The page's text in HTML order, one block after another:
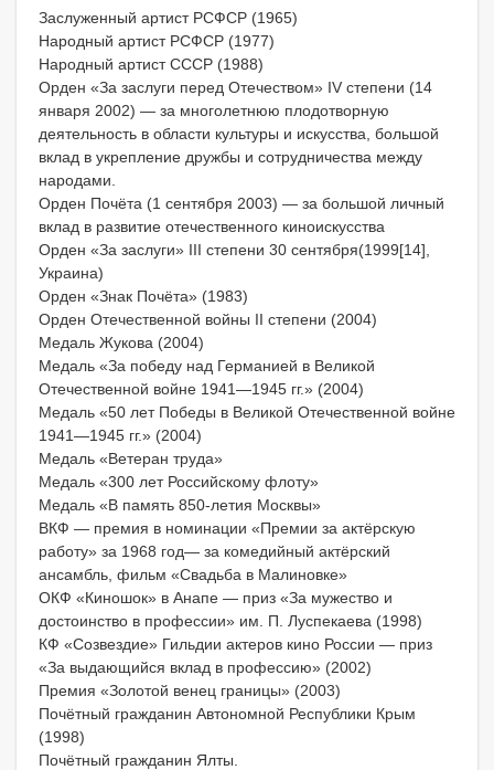
Заслуженный артист РСФСР (1965)
Народный артист РСФСР (1977)
Народный артист СССР (1988)
Орден «За заслуги перед Отечеством» IV степени (14
января 2002) — за многолетнюю плодотворную
деятельность в области культуры и искусства, большой
вклад в укрепление дружбы и сотрудничества между
народами.
Орден Почёта (1 сентября 2003) — за большой личный
вклад в развитие отечественного киноискусства
Орден «За заслуги» ІІІ степени 30 сентября(1999[14],
Украина)
Орден «Знак Почёта» (1983)
Орден Отечественной войны II степени (2004)
Медаль Жукова (2004)
Медаль «За победу над Германией в Великой
Отечественной войне 1941—1945 гг.» (2004)
Медаль «50 лет Победы в Великой Отечественной войне
1941—1945 гг.» (2004)
Медаль «Ветеран труда»
Медаль «300 лет Российскому флоту»
Медаль «В память 850-летия Москвы»
ВКФ — премия в номинации «Премии за актёрскую
работу» за 1968 год— за комедийный актёрский
ансамбль, фильм «Свадьба в Малиновке»
ОКФ «Киношок» в Анапе — приз «За мужество и
достоинство в профессии» им. П. Луспекаева (1998)
КФ «Созвездие» Гильдии актеров кино России — приз
«За выдающийся вклад в профессию» (2002)
Премия «Золотой венец границы» (2003)
Почётный гражданин Автономной Республики Крым
(1998)
Почётный гражданин Ялты.